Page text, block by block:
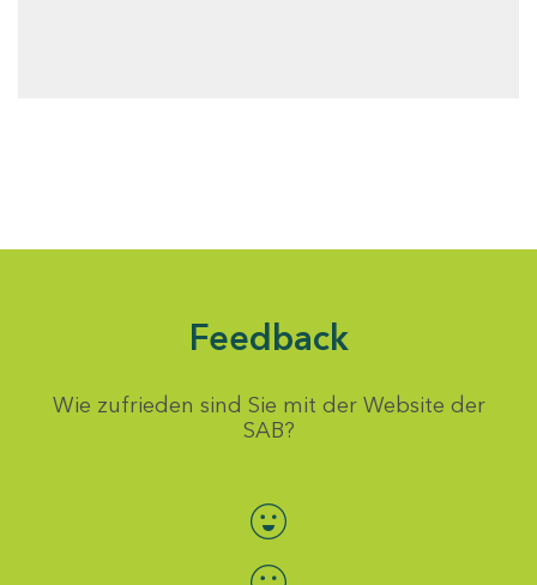
Feedback
Wie zufrieden sind Sie mit der Website der
SAB?
Bewertung auswählen